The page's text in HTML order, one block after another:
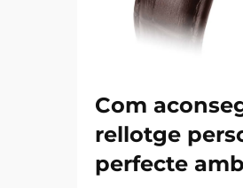
Com
rellotge
perfecte